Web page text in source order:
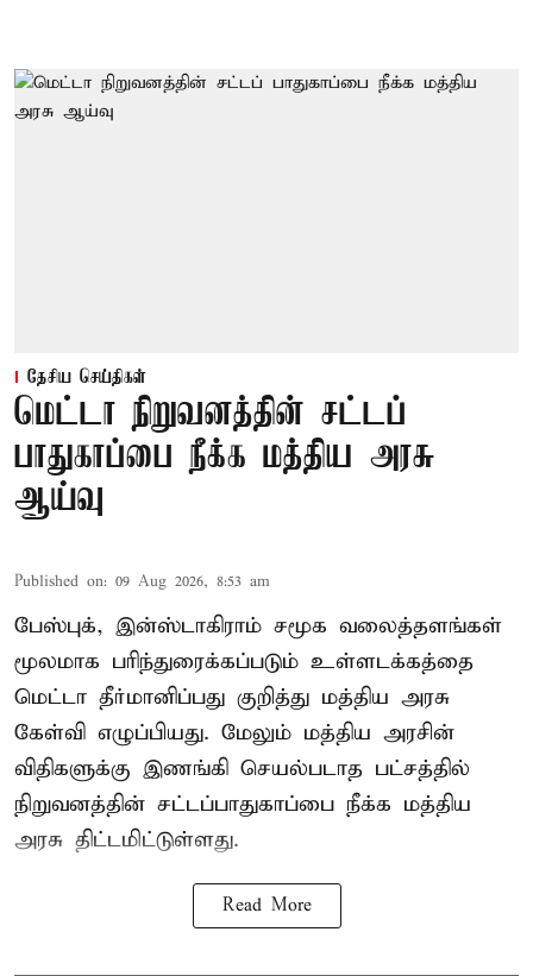
தேசிய செய்திகள்
மெட்டா நிறுவனத்தின் சட்டப்
பாதுகாப்பை நீக்க மத்திய அரசு
ஆய்வு
Published on: 09 Aug 2026, 8:53 am
பேஸ்புக், இன்ஸ்டாகிராம் சமூக வலைத்தளங்கள்
மூலமாக பரிந்துரைக்கப்படும் உள்ளடக்கத்தை
மெட்டா தீர்மானிப்பது குறித்து மத்திய அரசு
கேள்வி எழுப்பியது. மேலும் மத்திய அரசின்
விதிகளுக்கு இணங்கி செயல்படாத பட்சத்தில்
நிறுவனத்தின் சட்டப்பாதுகாப்பை நீக்க மத்திய
அரசு திட்டமிட்டுள்ளது.
Read More